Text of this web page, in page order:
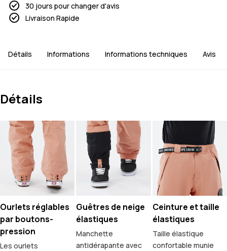
30 jours pour changer d'avis
Livraison Rapide
Détails Informations Informations techniques Avis
Détails
Ourlets réglables
par boutons-
pression
Les ourlets
Guêtres de neige
élastiques
Manchette
antidérapante avec
Ceinture et taille
élastiques
Taille élastique
confortable munie